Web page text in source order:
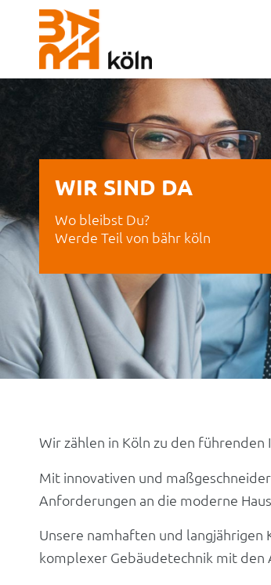
WIR SIND DA
Wo bleibst Du?
Werde Teil von bähr köln
Wir zählen in Köln zu den
Mit innovativen und
Anforderungen an die moderne
Unsere namhaften und langjährigen
komplexer Gebäudetechnik mit den